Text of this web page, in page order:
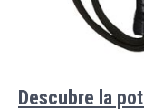
Descubre la